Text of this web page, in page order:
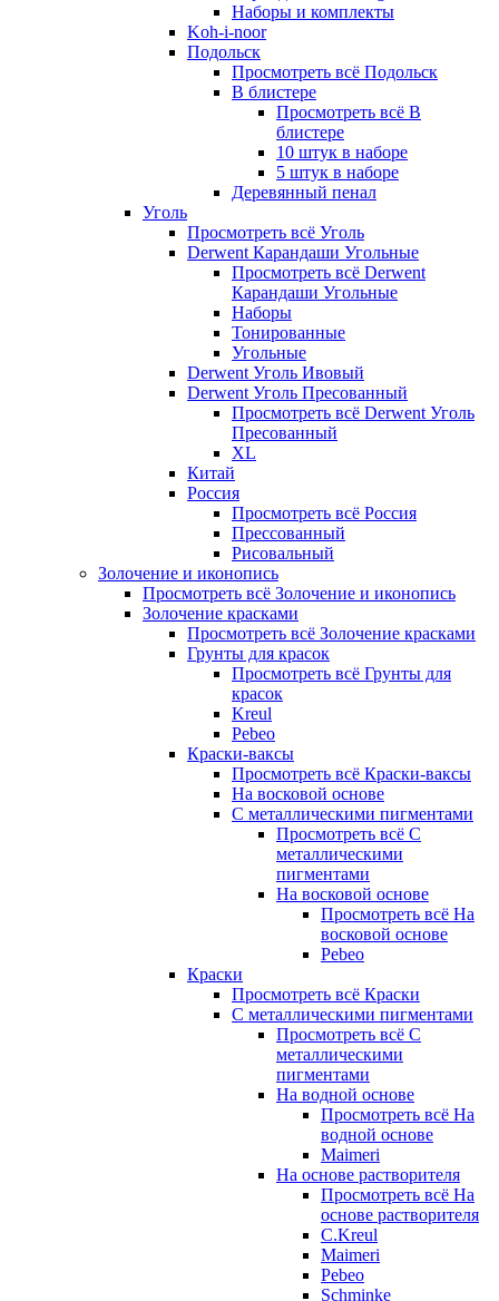
Наборы и комплекты
Koh-i-noor
Подольск
Просмотреть всё Подольск
В блистере
Просмотреть всё В
блистере
10 штук в наборе
5 штук в наборе
Деревянный пенал
Уголь
Просмотреть всё Уголь
Derwent Карандаши Угольные
Просмотреть всё Derwent
Карандаши Угольные
Наборы
Тонированные
Угольные
Derwent Уголь Ивовый
Derwent Уголь Пресованный
Просмотреть всё Derwent Уголь
Пресованный
XL
Китай
Россия
Просмотреть всё Россия
Прессованный
Рисовальный
Золочение и иконопись
Просмотреть всё Золочение и иконопись
Золочение красками
Просмотреть всё Золочение красками
Грунты для красок
Просмотреть всё Грунты для
красок
Kreul
Pebeo
Краски-ваксы
Просмотреть всё Краски-ваксы
На восковой основе
С металлическими пигментами
Просмотреть всё С
металлическими
пигментами
На восковой основе
Просмотреть всё На
восковой основе
Pebeo
Краски
Просмотреть всё Краски
С металлическими пигментами
Просмотреть всё С
металлическими
пигментами
На водной основе
Просмотреть всё На
водной основе
Maimeri
На основе растворителя
Просмотреть всё На
основе растворителя
C.Kreul
Maimeri
Pebeo
Schminke